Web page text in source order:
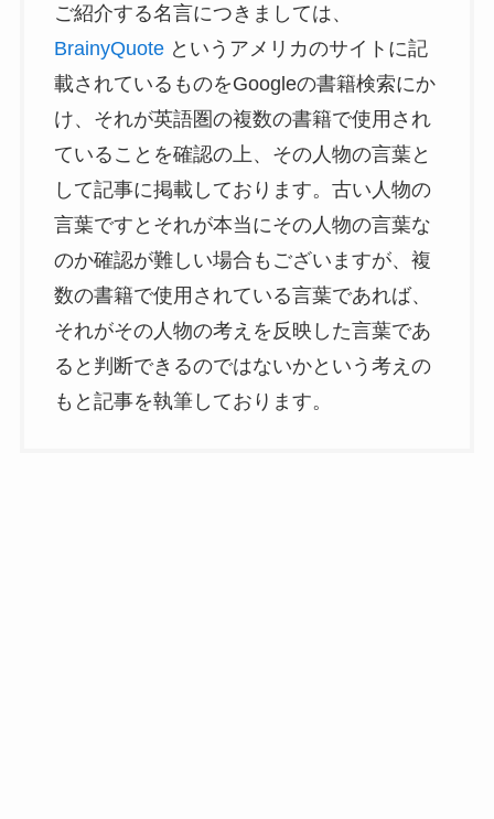
ご紹介する名言につきましては、
BrainyQuoteというアメリカのサイトに記
載されているものをGoogleの書籍検索にか
け、それが英語圏の複数の書籍で使用され
ていることを確認の上、その人物の言葉と
して記事に掲載しております。古い人物の
言葉ですとそれが本当にその人物の言葉な
のか確認が難しい場合もございますが、複
数の書籍で使用されている言葉であれば、
それがその人物の考えを反映した言葉であ
ると判断できるのではないかという考えの
もと記事を執筆しております。